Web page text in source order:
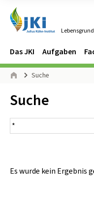
Navigation
Hauptmenü
Das JKI Aufgaben
Seitenpfad
Suche
Inhalt:
Suche
Suchergebnis
Es wurde kein Ergebnis